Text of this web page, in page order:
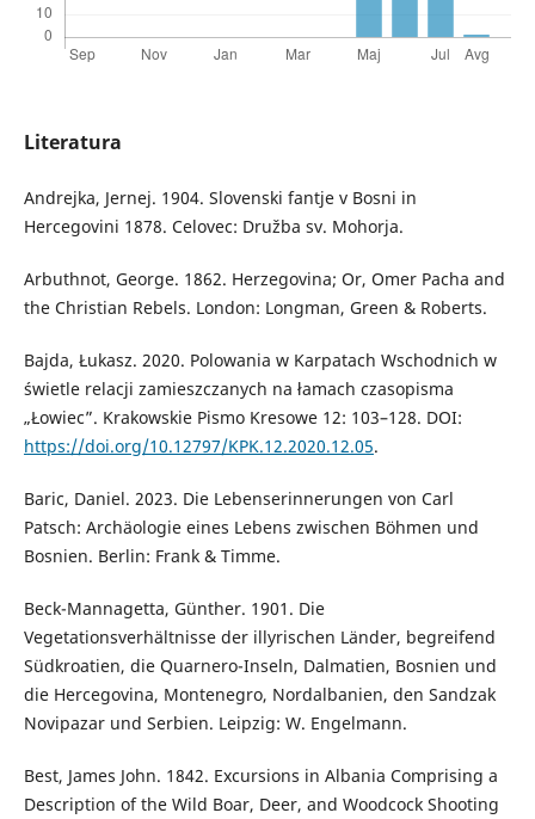
Literatura
Andrejka, Jernej. 1904. Slovenski fantje v Bosni in
Hercegovini 1878. Celovec: Družba sv. Mohorja.
Arbuthnot, George. 1862. Herzegovina; Or, Omer Pacha and
the Christian Rebels. London: Longman, Green & Roberts.
Bajda, Łukasz. 2020. Polowania w Karpatach Wschodnich w
świetle relacji zamieszczanych na łamach czasopisma
„Łowiec”. Krakowskie Pismo Kresowe 12: 103–128. DOI:
https://doi.org/10.12797/KPK.12.2020.12.05.
Baric, Daniel. 2023. Die Lebenserinnerungen von Carl
Patsch: Archäologie eines Lebens zwischen Böhmen und
Bosnien. Berlin: Frank & Timme.
Beck-Mannagetta, Günther. 1901. Die
Vegetationsverhältnisse der illyrischen Länder, begreifend
Südkroatien, die Quarnero-Inseln, Dalmatien, Bosnien und
die Hercegovina, Montenegro, Nordalbanien, den Sandzak
Novipazar und Serbien. Leipzig: W. Engelmann.
Best, James John. 1842. Excursions in Albania Comprising a
Description of the Wild Boar, Deer, and Woodcock Shooting